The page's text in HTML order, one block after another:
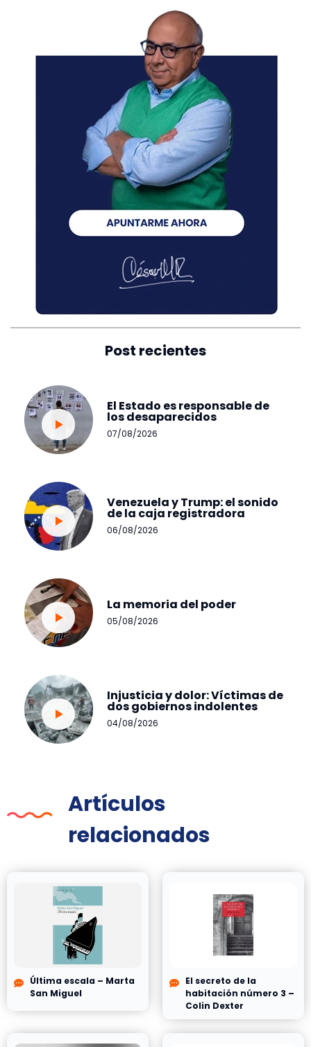
Post recientes
El Estado es responsable de
los desaparecidos
07/08/2026
Venezuela y Trump: el sonido
de la caja registradora
06/08/2026
La memoria del poder
05/08/2026
Injusticia y dolor: Víctimas de
dos gobiernos indolentes
04/08/2026
Artículos
relacionados
Última escala – Marta
San Miguel
El secreto de la
habitación número 3 –
Colin Dexter